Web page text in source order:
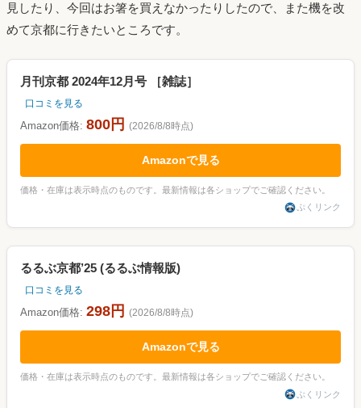
見したり、今回はお箸を買えなかったりしたので、また機を改
めて京都に行きたいところです。
月刊京都 2024年12月号 ［雑誌］
口コミを見る
Amazon価格: 800円 (2026/8/8時点)
Amazonで見る
価格・在庫は表示時点のものです。最新情報は各ショップでご確認ください。
ぷくリンク
るるぶ京都’25 (るるぶ情報版)
口コミを見る
Amazon価格: 298円 (2026/8/8時点)
Amazonで見る
価格・在庫は表示時点のものです。最新情報は各ショップでご確認ください。
ぷくリンク